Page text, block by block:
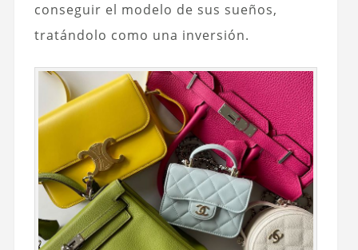
conseguir el modelo de sus sueños,
tratándolo como una inversión.